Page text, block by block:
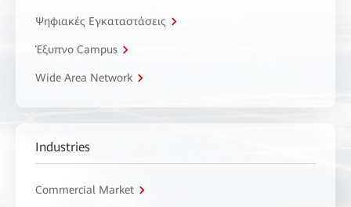
Ψηφιακές Εγκαταστάσεις
Έξυπνο Campus
Wide Area Network
Industries
Commercial Market